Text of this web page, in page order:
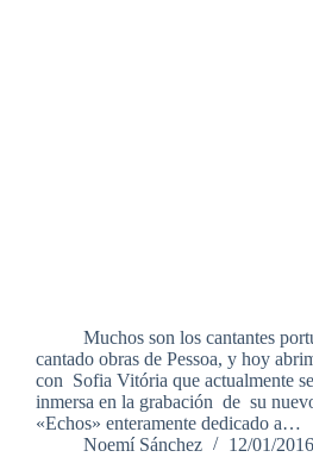
Muchos son los cantantes
cantado obras de Pessoa, y hoy
con Sofia Vitória que actualmente
inmersa en la grabación de su
«Echos» enteramente dedicado a…
Noemí Sánchez
12/01/2016